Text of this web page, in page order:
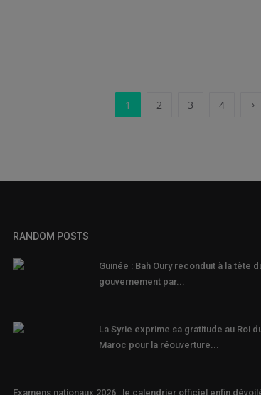
1 2 3 4 ›
RANDOM POSTS
Guinée : Bah Oury reconduit à la tête
gouvernement par...
La Syrie exprime sa gratitude au Roi
Maroc pour la réouverture...
Examens nationaux 2026 : le calendrier officiel enfin